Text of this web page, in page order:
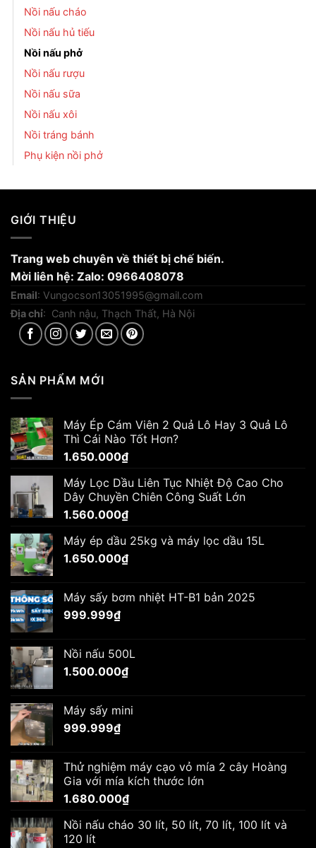
Nồi nấu cháo
Nồi nấu hủ tiếu
Nồi nấu phở
Nồi nấu rượu
Nồi nấu sữa
Nồi nấu xôi
Nồi tráng bánh
Phụ kiện nồi phở
GIỚI THIỆU
Trang web chuyên về thiết bị chế biến.
Mời liên hệ: Zalo: 0966408078
Email: Vungocson13051995@gmail.com
Địa chỉ: Canh nậu, Thạch Thất, Hà Nội
SẢN PHẨM MỚI
Máy Ép Cám Viên 2 Quả Lô Hay 3 Quả Lô
Thì Cái Nào Tốt Hơn?
1.650.000₫
Máy Lọc Dầu Liên Tục Nhiệt Độ Cao Cho
Dây Chuyền Chiên Công Suất Lớn
1.560.000₫
Máy ép dầu 25kg và máy lọc dầu 15L
1.650.000₫
Máy sấy bơm nhiệt HT-B1 bản 2025
999.999₫
Nồi nấu 500L
1.500.000₫
Máy sấy mini
999.999₫
Thử nghiệm máy cạo vỏ mía 2 cây Hoàng
Gia với mía kích thước lớn
1.680.000₫
Nồi nấu cháo 30 lít, 50 lít, 70 lít, 100 lít và
120 lít